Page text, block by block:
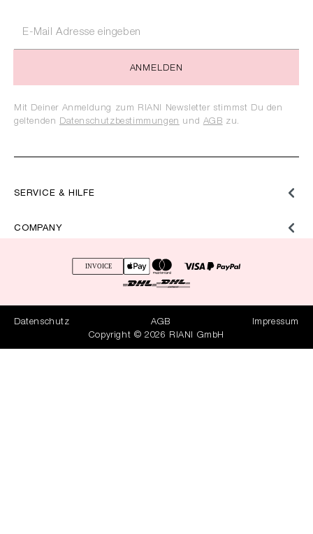
SERVICE & HILFE
COMPANY
ANMELDEN
Mit Deiner Anmeldung zum RIANI Newsletter stimmst Du den
geltenden Datenschutzbestimmungen und AGB zu.
Datenschutz AGB
Impressum
Copyright © 2026 RIANI GmbH